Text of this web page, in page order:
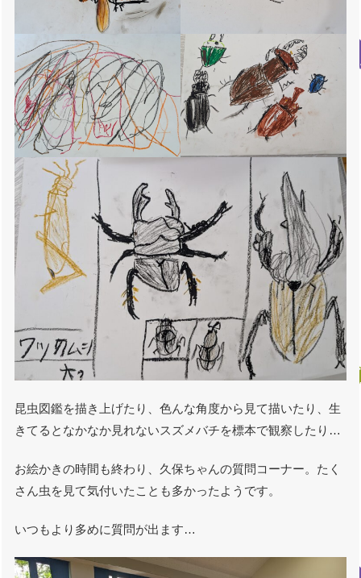
昆虫図鑑を描き上げたり、色んな角度から見て描いたり、生
きてるとなかなか見れないスズメバチを標本で観察したり…
お絵かきの時間も終わり、久保ちゃんの質問コーナー。たく
さん虫を見て気付いたことも多かったようです。
いつもより多めに質問が出ます…